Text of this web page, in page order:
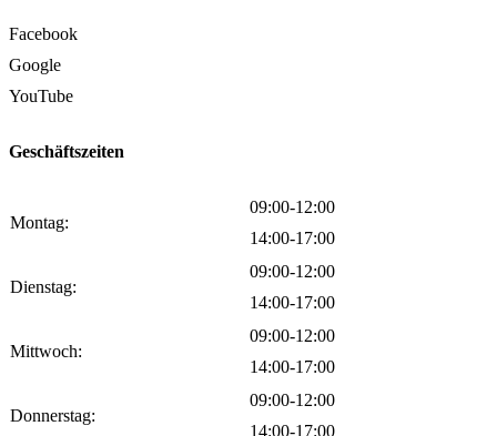
Facebook
Google
YouTube
Geschäftszeiten
Montag:
09:00-12:00
14:00-17:00
Dienstag:
09:00-12:00
14:00-17:00
Mittwoch:
09:00-12:00
14:00-17:00
Donnerstag:
09:00-12:00
14:00-17:00